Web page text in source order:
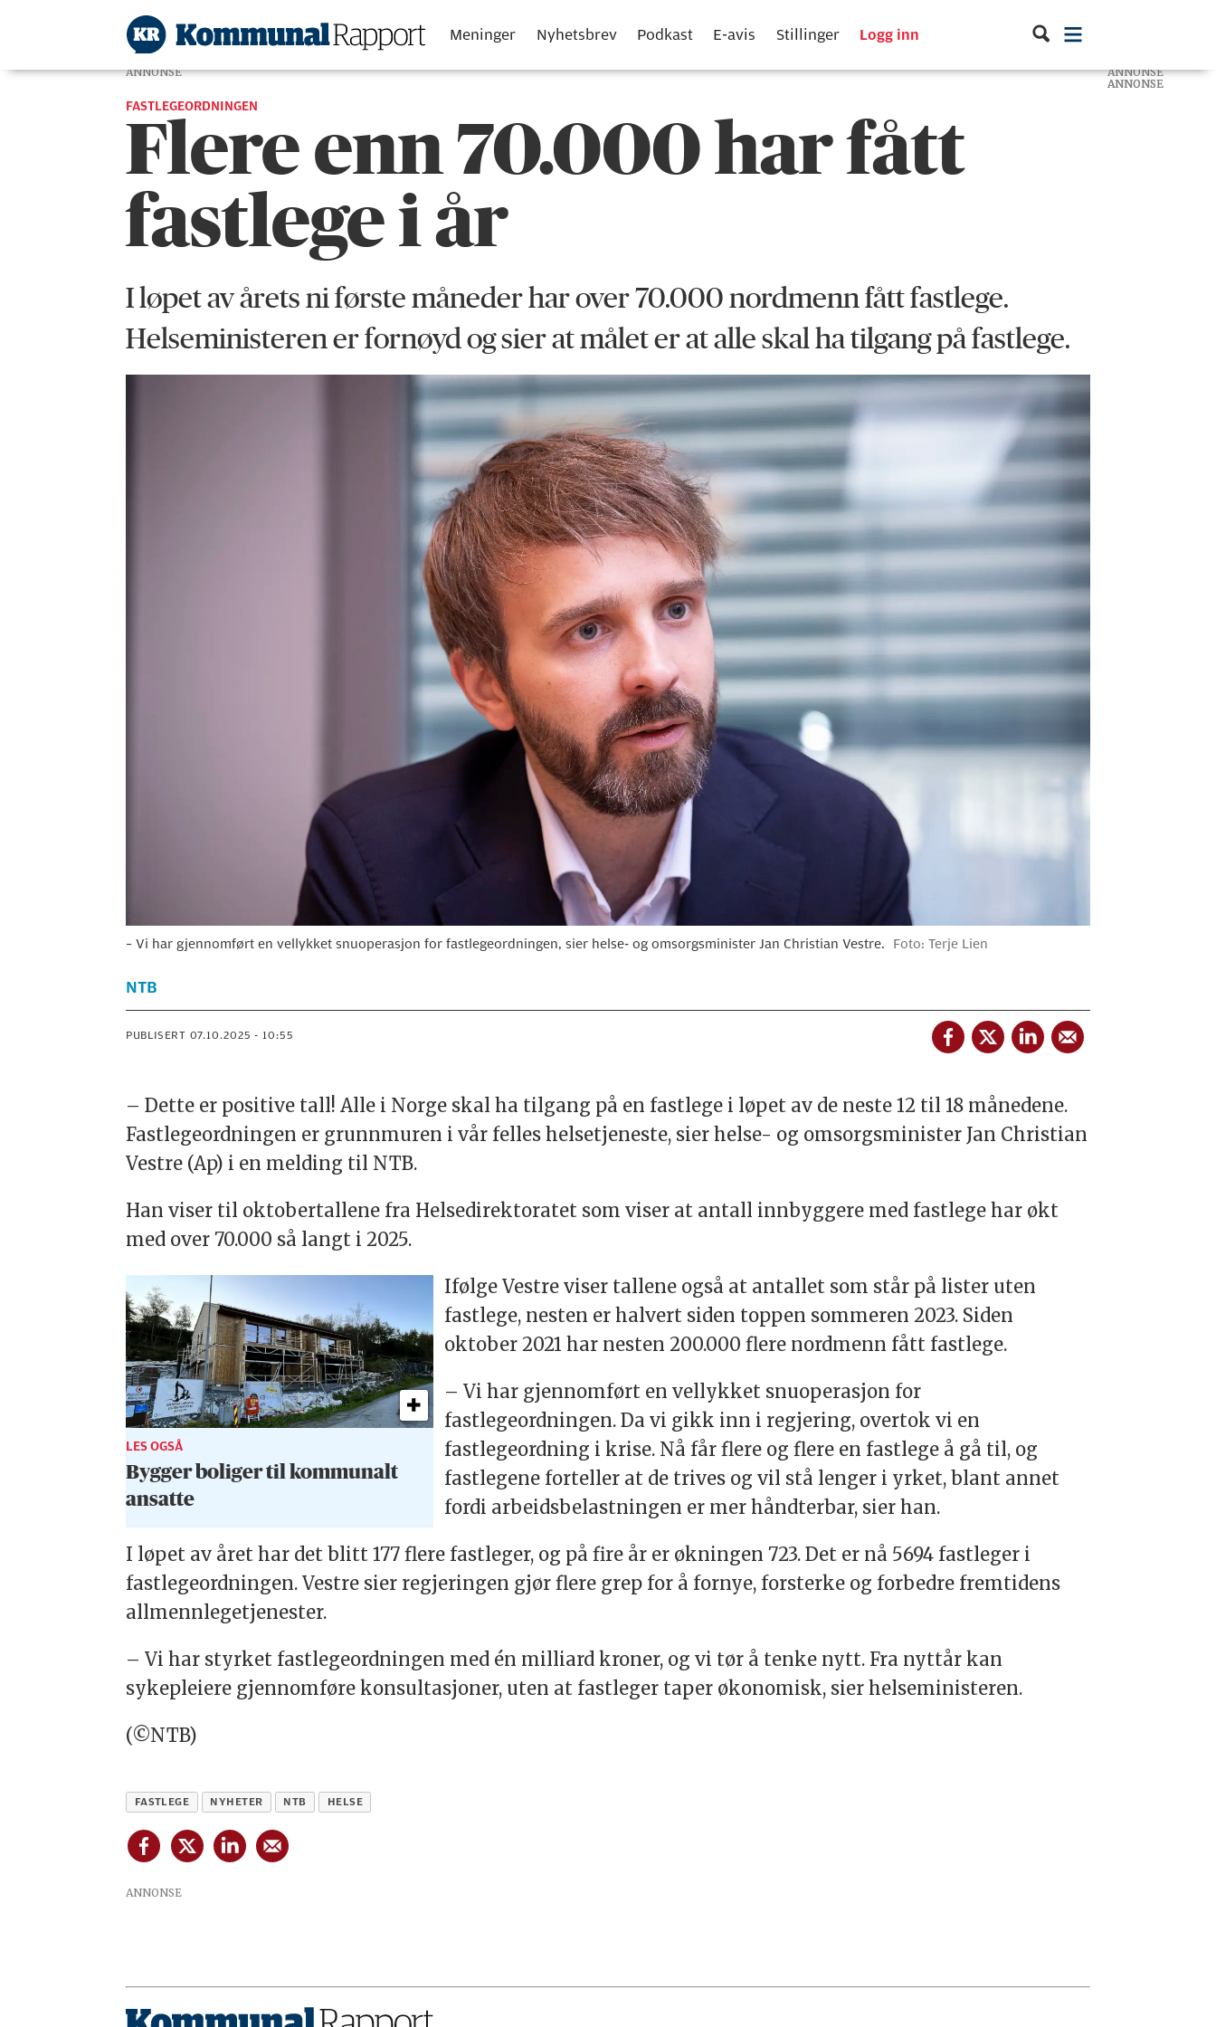
Meninger Nyhetsbrev Podkast E-avis Stillinger Logg inn
ANNONSE
FASTLEGEORDNINGEN
Flere enn 70.000 har fått
fastlege i år
I løpet av årets ni første måneder har over 70.000 nordmenn fått fastlege.
Helseministeren er fornøyd og sier at målet er at alle skal ha tilgang på fastlege.
– Vi har gjennomført en vellykket snuoperasjon for fastlegeordningen, sier helse- og omsorgsminister Jan Christian Vestre. Foto: Terje Lien
NTB
PUBLISERT 07.10.2025 - 10:55
– Dette er positive tall! Alle i Norge skal ha tilgang på en fastlege i løpet av de neste 12 til 18 månedene.
Fastlegeordningen er grunnmuren i vår felles helsetjeneste, sier helse- og omsorgsminister Jan Christian
Vestre (Ap) i en melding til NTB.
Han viser til oktobertallene fra Helsedirektoratet som viser at antall innbyggere med fastlege har økt
med over 70.000 så langt i 2025.
LES OGSÅ
Bygger boliger til kommunalt
ansatte
Ifølge Vestre viser tallene også at antallet som står på lister uten
fastlege, nesten er halvert siden toppen sommeren 2023. Siden
oktober 2021 har nesten 200.000 flere nordmenn fått fastlege.
– Vi har gjennomført en vellykket snuoperasjon for
fastlegeordningen. Da vi gikk inn i regjering, overtok vi en
fastlegeordning i krise. Nå får flere og flere en fastlege å gå til, og
fastlegene forteller at de trives og vil stå lenger i yrket, blant annet
fordi arbeidsbelastningen er mer håndterbar, sier han.
I løpet av året har det blitt 177 flere fastleger, og på fire år er økningen 723. Det er nå 5694 fastleger i
fastlegeordningen. Vestre sier regjeringen gjør flere grep for å fornye, forsterke og forbedre fremtidens
allmennlegetjenester.
– Vi har styrket fastlegeordningen med én milliard kroner, og vi tør å tenke nytt. Fra nyttår kan
sykepleiere gjennomføre konsultasjoner, uten at fastleger taper økonomisk, sier helseministeren.
(©NTB)
FASTLEGE NYHETER NTB HELSE
ANNONSE
ANNONSE
ANNONSE
ANNONSE